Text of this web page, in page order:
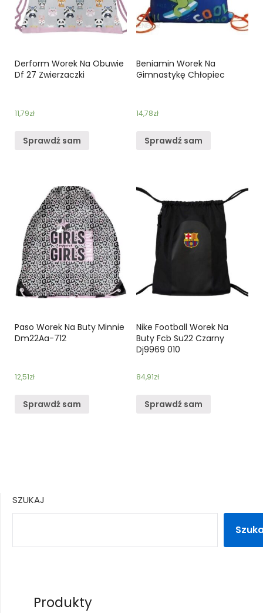
Derform Worek Na Obuwie
Df 27 Zwierzaczki
11,79zł
Sprawdź sam
Beniamin Worek Na
Gimnastykę Chłopiec
14,78zł
Sprawdź sam
Paso Worek Na Buty Minnie
Dm22Aa-712
12,51zł
Sprawdź sam
Nike Football Worek Na
Buty Fcb Su22 Czarny
Dj9969 010
84,91zł
Sprawdź sam
SZUKAJ
Produkty